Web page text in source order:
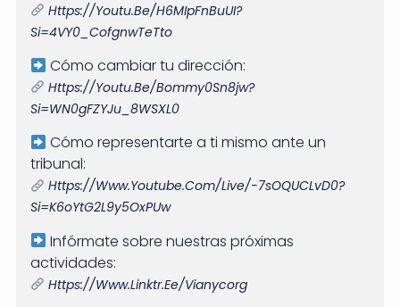
Https://youtu.be/h6MIpFnBuUI?
Si=4VY0_CofgnwTeTto
Cómo cambiar tu dirección:
Https://youtu.be/bommy0Sn8jw?
Si=wN0gFZYJu_8WSXL0
Cómo representarte a ti mismo ante un
tribunal:
Https://www.youtube.com/live/-7sOQUCLvD0?
Si=k6oYtG2L9y5OxPUw
Infórmate sobre nuestras próximas
actividades:
Https://www.linktr.ee/vianycorg